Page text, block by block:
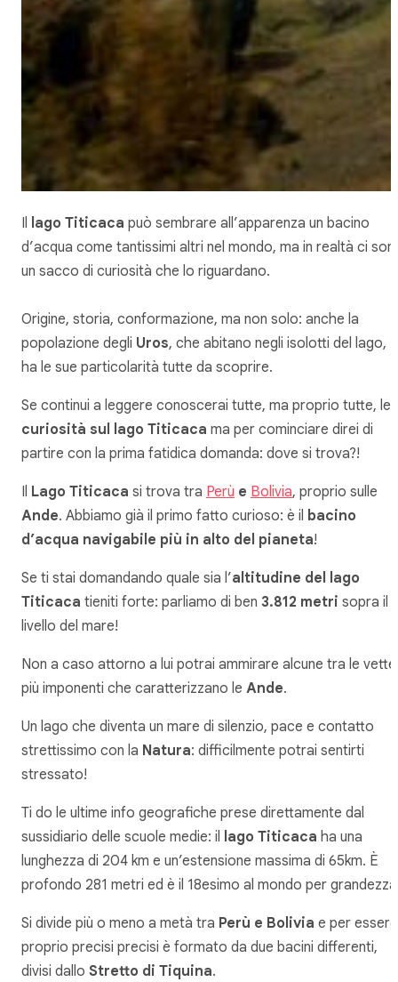
Il lago Titicaca può sembrare all’apparenza un bacino
d’acqua come tantissimi altri nel mondo, ma in realtà ci
un sacco di curiosità che lo riguardano.
Origine, storia, conformazione, ma non solo: anche la
popolazione degli Uros, che abitano negli isolotti del lago,
ha le sue particolarità tutte da scoprire.
Se continui a leggere conoscerai tutte, ma proprio tutte, le
curiosità sul lago Titicaca ma per cominciare direi di
partire con la prima fatidica domanda: dove si trova?!
Il Lago Titicaca si trova tra Perù e Bolivia, proprio sulle
Ande. Abbiamo già il primo fatto curioso: è il bacino
d’acqua navigabile più in alto del pianeta!
Se ti stai domandando quale sia l’altitudine del lago
Titicaca tieniti forte: parliamo di ben 3.812 metri sopra il
livello del mare!
Non a caso attorno a lui potrai ammirare alcune tra le vette
più imponenti che caratterizzano le Ande.
Un lago che diventa un mare di silenzio, pace e contatto
strettissimo con la Natura: difficilmente potrai sentirti
stressato!
Ti do le ultime info geografiche prese direttamente dal
sussidiario delle scuole medie: il
lago Titicaca ha una
lunghezza di 204 km e un’estensione massima di 65km. È
profondo 281 metri ed è il 18esimo al mondo per
Si divide più o meno a metà tra Perù e Bolivia e per essere
proprio precisi precisi è formato da due bacini differenti,
divisi dallo Stretto di Tiquina.